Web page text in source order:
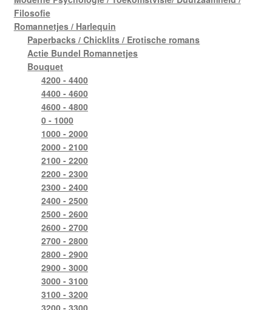
Filosofie
Romannetjes / Harlequin
Paperbacks / Chicklits / Erotische romans
Actie Bundel Romannetjes
Bouquet
4200 - 4400
4400 - 4600
4600 - 4800
0 - 1000
1000 - 2000
2000 - 2100
2100 - 2200
2200 - 2300
2300 - 2400
2400 - 2500
2500 - 2600
2600 - 2700
2700 - 2800
2800 - 2900
2900 - 3000
3000 - 3100
3100 - 3200
3200 - 3300